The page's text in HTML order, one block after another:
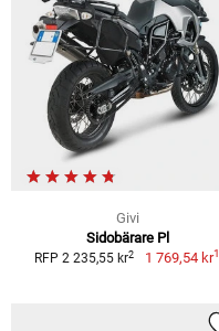
Givi
Sidobärare Pl
RFP 2 235,55 kr2 1 769,54 kr1